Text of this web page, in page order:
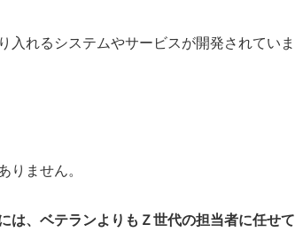
入れるシステムやサービスが開発されていま
りません。
は、ベテランよりもＺ世代の担当者に任せて